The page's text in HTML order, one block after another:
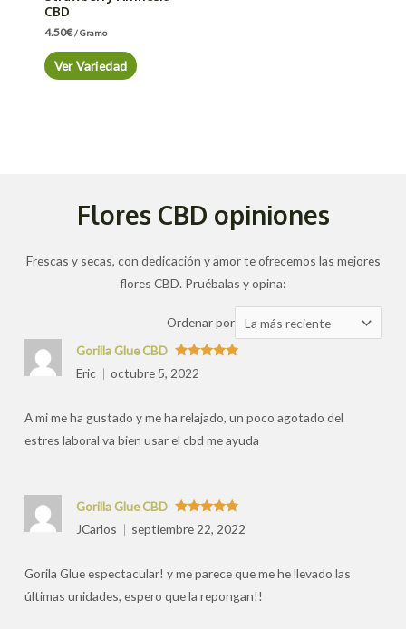
CBD
4.50€/ Gramo
Ver Variedad
Flores CBD opiniones
Frescas y secas, con dedicación y amor te ofrecemos las mejores
flores CBD. Pruébalas y opina:
Ordenar por Ordenar
las
Valorado
con
Gorilla Glue CBD
Eric
octubre 5, 2022
A mi me ha gustado y me ha relajado, un poco agotado del
estres laboral va bien usar el cbd me ayuda
Valorado
con5de 5
Gorilla Glue CBD
JCarlos
septiembre 22, 2022
Gorila Glue espectacular! y me parece que me he llevado las
últimas unidades, espero que la repongan!!